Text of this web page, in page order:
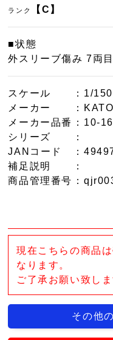
ランク 【C】
■状態
外スリーブ傷み 7両
スケール
：1/
メーカー
：
メーカー品番
：10-
シリーズ
：
JANコード
：
補足説明
：
商品管理番号 ：
現在こちらの商品
なります。
ご了承お願い致しま
その他